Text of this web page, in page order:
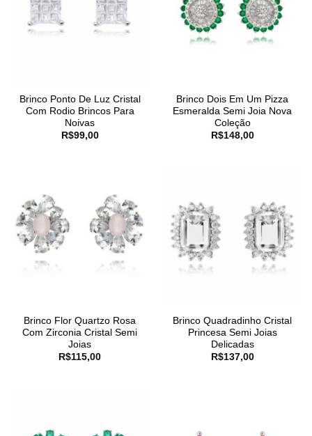
Brinco Ponto De Luz Cristal
Com Rodio Brincos Para
Noivas
R$99,00
Brinco Dois Em Um Pizza
Esmeralda Semi Joia Nova
Coleção
R$148,00
Brinco Flor Quartzo Rosa
Com Zirconia Cristal Semi
Joias
R$115,00
Brinco Quadradinho Cristal
Princesa Semi Joias
Delicadas
R$137,00